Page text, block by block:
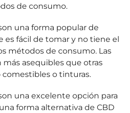
de consumo.
una forma popular de
es fácil de tomar y no tiene el
métodos de consumo. Las
asequibles que otras
comestibles o tinturas.
una excelente opción para
forma alternativa de CBD